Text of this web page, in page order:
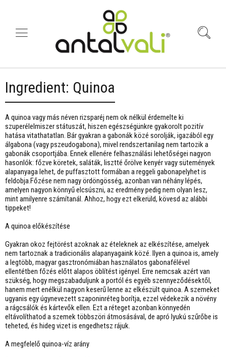
Ingredient: Quinoa
A quinoa vagy más néven rizsparéj nem ok nélkül érdemelte ki
szuperélelmiszer státuszát, hiszen egészségünkre gyakorolt pozitív
hatása vitathatatlan. Bár gyakran a gabonák közé sorolják, igazából egy
álgabona (vagy pszeudogabona), mivel rendszertanilag nem tartozik a
gabonák csoportjába. Ennek ellenére felhasználási lehetőségei nagyon
hasonlók: főzve köretek, saláták, lisztté őrölve kenyér vagy sütemények
alapanyaga lehet, de puffasztott formában a reggeli gabonapelyhet is
feldobja.Főzése nem nagy ördöngösség, azonban van néhány lépés,
amelyen nagyon könnyű elcsúszni, az eredmény pedig nem olyan lesz,
mint amilyenre számítanál. Ahhoz, hogy ezt elkerüld, kövesd az alábbi
tippeket!
A quinoa előkészítése
Gyakran okoz fejtörést azoknak az ételeknek az elkészítése, amelyek
nem tartoznak a tradicionális alapanyagaink közé. Ilyen a quinoa is, amely
a legtöbb, magyar gasztronómiában használatos gabonafélével
ellentétben főzés előtt alapos öblítést igényel. Erre nemcsak azért van
szükség, hogy megszabaduljunk a portól és egyéb szennyeződésektől,
hanem mert enélkül nagyon keserű lenne az elkészült quinoa. A szemeket
ugyanis egy úgynevezett szaponinréteg borítja, ezzel védekezik a növény
a rágcsálók és kártevők ellen. Ezt a réteget azonban könnyedén
eltávolíthatod a szemek többszöri átmosásával, de apró lyukú szűrőbe is
teheted, és hideg vizet is engedhetsz rájuk.
A megfelelő quinoa-víz arány